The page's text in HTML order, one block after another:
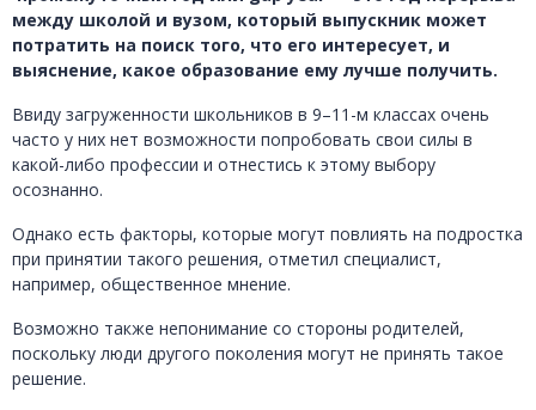
между школой и вузом, который выпускник может
потратить на поиск того, что его интересует, и
выяснение, какое образование ему лучше получить.
Ввиду загруженности школьников в 9–11-м классах очень
часто у них нет возможности попробовать свои силы в
какой-либо профессии и отнестись к этому выбору
осознанно.
Однако есть факторы, которые могут повлиять на подростка
при принятии такого решения, отметил специалист,
например, общественное мнение.
Возможно также непонимание со стороны родителей,
поскольку люди другого поколения могут не принять такое
решение.